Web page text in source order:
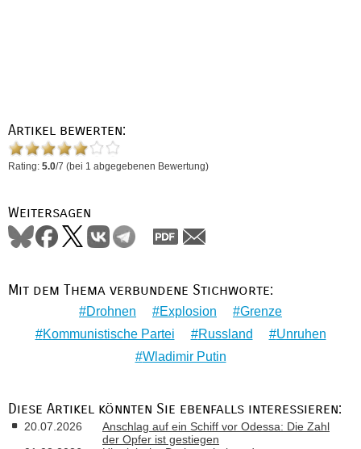
Artikel bewerten:
Rating: 5.0/7 (bei 1 abgegebenen Bewertung)
Weitersagen
Mit dem Thema verbundene Stichworte:
Drohnen Explosion
Grenze
Kommunistische Partei
Russland
Unruhen
Wladimir Putin
Diese Artikel könnten Sie ebenfalls interessieren:
20.07.2026
Anschlag auf ein Schiff vor Odessa: Die Zahl
der Opfer ist gestiegen